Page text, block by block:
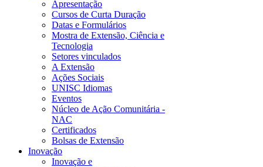
Apresentação
Cursos de Curta Duração
Datas e Formulários
Mostra de Extensão, Ciência e
Tecnologia
Setores vinculados
A Extensão
Ações Sociais
UNISC Idiomas
Eventos
Núcleo de Ação Comunitária -
NAC
Certificados
Bolsas de Extensão
Inovação
Inovação e